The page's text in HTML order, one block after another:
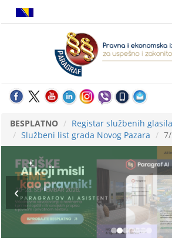
BESPLATNO
Registar službenih glasila
Službeni list grada Novog Pazara